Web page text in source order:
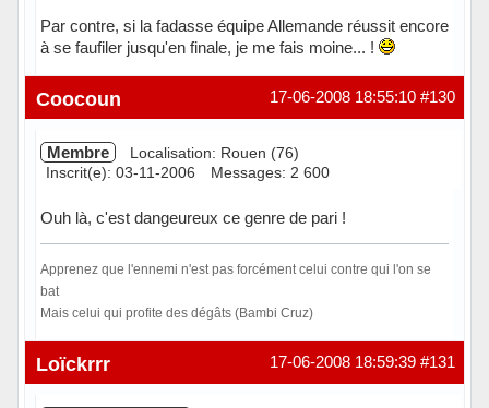
Par contre, si la fadasse équipe Allemande réussit encore
à se faufiler jusqu'en finale, je me fais moine... !
Hors ligne #130
17-06-2008 18:55:10
Coocoun
Membre
Localisation: Rouen (76)
Inscrit(e): 03-11-2006
Messages: 2 600
Ouh là, c'est dangeureux ce genre de pari !
Apprenez que l'ennemi n'est pas forcément celui contre qui l'on se
bat
Mais celui qui profite des dégâts (Bambi Cruz)
Hors ligne #131
17-06-2008 18:59:39
Loïckrrr